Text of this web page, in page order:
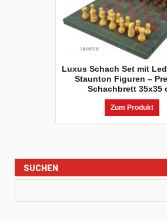
Luxus Schach Set mit
Staunton Figuren –
Schachbrett 35x35
Zum Produkt
SUCHEN